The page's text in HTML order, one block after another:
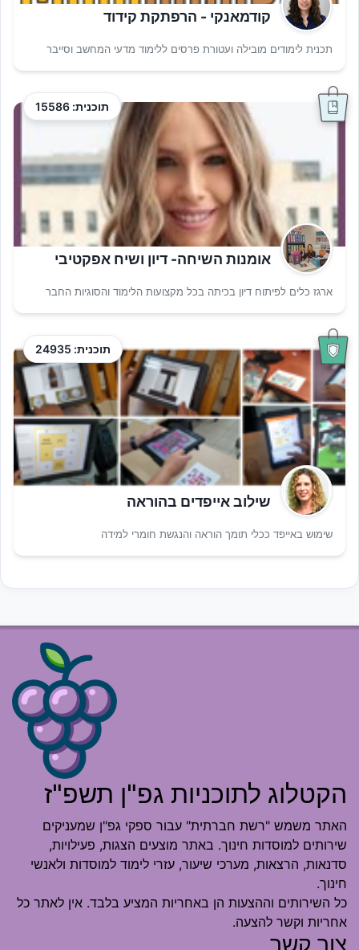
קודמאנקי - הרפתקת קידוד
תכנית לימודים מובילה ועטורת פרסים ללימוד מדעי המחשב וסייבר
תוכנית: 15586
אומנות השיחה- דיון ושיח אפקטיבי
ארגז כלים לפיתוח דיון בכיתה בכל מקצועות הלימוד והסוגיות החבר
תוכנית: 24935
שילוב אייפדים בהוראה
שימוש באייפד ככלי תומך הוראה והנגשת חומרי למידה
הקטלוג לתוכניות גפ"ן תשפ"ז
האתר משמש "רשת חברתית" עבור ספקי גפ"ן שמעניקים
שירותים למוסדות חינוך. באתר מוצעים הצגות, פעילויות,
סדנאות, הרצאות, מערכי שיעור, עזרי לימוד למוסדות ולאנשי
חינוך.
כל השירותים וההצעות הן באחריות המציע בלבד. אין לאתר כל
אחריות וקשר להצעה.
צור קשר